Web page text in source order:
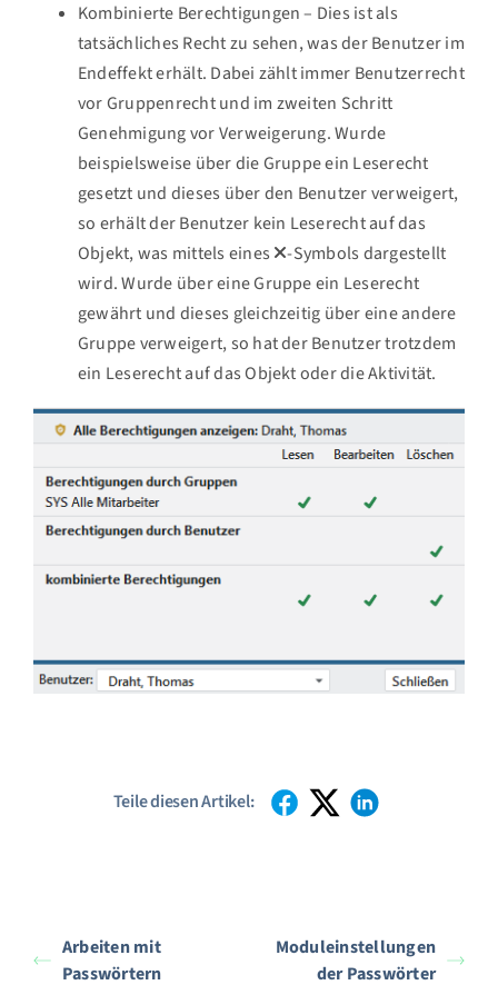
Kombinierte Berechtigungen – Dies ist als
tatsächliches Recht zu sehen, was der Benutzer im
Endeffekt erhält. Dabei zählt immer Benutzerrecht
vor Gruppenrecht und im zweiten Schritt
Genehmigung vor Verweigerung. Wurde
beispielsweise über die Gruppe ein Leserecht
gesetzt und dieses über den Benutzer verweigert,
so erhält der Benutzer kein Leserecht auf das
Objekt, was mittels eines
-Symbols dargestellt
wird. Wurde über eine Gruppe ein Leserecht
gewährt und dieses gleichzeitig über eine andere
Gruppe verweigert, so hat der Benutzer trotzdem
ein Leserecht auf das Objekt oder die Aktivität.
Teile diesen Artikel:
Arbeiten mit
Passwörtern
Moduleinstellungen
der Passwörter